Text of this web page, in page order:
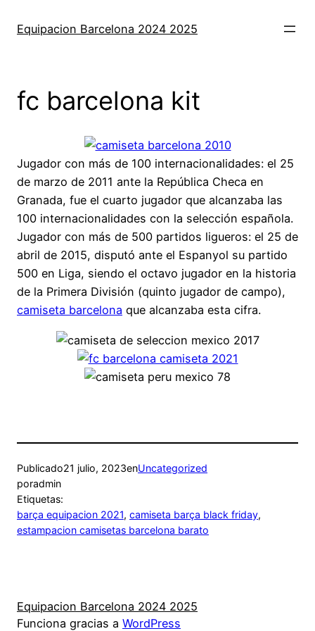
Equipacion Barcelona 2024 2025
fc barcelona kit
Jugador con más de 100 internacionalidades: el 25
de marzo de 2011 ante la República Checa en
Granada, fue el cuarto jugador que alcanzaba las
100 internacionalidades con la selección española.
Jugador con más de 500 partidos ligueros: el 25 de
abril de 2015, disputó ante el Espanyol su partido
500 en Liga, siendo el octavo jugador en la historia
de la Primera División (quinto jugador de campo),
camiseta barcelona que alcanzaba esta cifra.
Publicado21 julio, 2023enUncategorized
poradmin
Etiquetas:
barça equipacion 2021, camiseta barça black friday
estampacion camisetas barcelona barato
Equipacion Barcelona 2024 2025
Funciona gracias a WordPress